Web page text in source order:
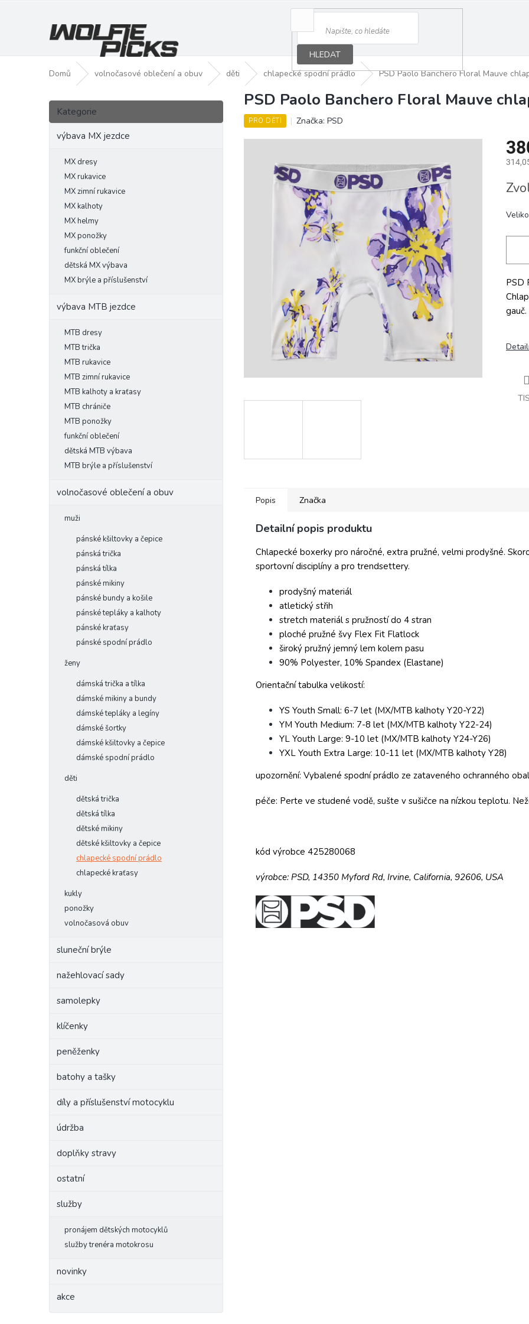
HLEDAT
Domů volnočasové oblečení a obuv děti chlapecké spodní prádlo PSD Paolo Banchero Floral Mauve
P
s
Přeskočit
kategorie
Kategorie
výbava MX jezdce
MX dresy
MX rukavice
MX zimní rukavice
MX kalhoty
MX helmy
MX ponožky
funkční oblečení
dětská MX výbava
MX brýle a příslušenství
výbava MTB jezdce
MTB dresy
MTB trička
MTB rukavice
MTB zimní rukavice
MTB kalhoty a kraťasy
MTB chrániče
MTB ponožky
funkční oblečení
dětská MTB výbava
MTB brýle a příslušenství
volnočasové oblečení a obuv
muži
pánské kšiltovky a čepice
pánská trička
pánská tílka
pánské mikiny
pánské bundy a košile
pánské tepláky a kalhoty
pánské kraťasy
pánské spodní prádlo
ženy
dámská trička a tílka
dámské mikiny a bundy
dámské tepláky a legíny
dámské šortky
dámské kšiltovky a čepice
dámské spodní prádlo
děti
dětská trička
dětská tílka
dětské mikiny
dětské kšiltovky a čepice
chlapecké spodní prádlo
chlapecké kraťasy
kukly
ponožky
volnočasová obuv
sluneční brýle
nažehlovací sady
samolepky
klíčenky
peněženky
batohy a tašky
díly a příslušenství motocyklu
údržba
doplňky stravy
ostatní
služby
pronájem dětských motocyklů
služby trenéra motokrosu
novinky
akce
PSD Paolo Banchero Floral Mauve
PRO DĚTI Značka: PSD
cena:
PSD
gauč.
Popis Značka
Detailní popis produktu
Chlapecké boxerky pro náročné, extra pružné, velmi prodyšné.
sportovní disciplíny a pro trendsettery.
prodyšný materiál
atletický střih
stretch materiál s pružností do 4 stran
ploché pružné švy Flex Fit Flatlock
široký pružný jemný lem kolem pasu
90% Polyester, 10% Spandex (Elastane)
Orientační tabulka velikostí:
YS Youth Small: 6-7 let (MX/MTB kalhoty Y20-Y22)
YM Youth Medium: 7-8 let (MX/MTB kalhoty Y22-24)
YL Youth Large: 9-10 let (MX/MTB kalhoty Y24-Y26)
YXL Youth Extra Large: 10-11 let (MX/MTB kalhoty Y28)
upozornění: Vybalené spodní prádlo ze zataveného ochranného
péče: Perte ve studené vodě, sušte v sušičce na nízkou teplotu.
kód výrobce 425280068
výrobce: PSD, 14350 Myford Rd, Irvine, California, 92606, USA